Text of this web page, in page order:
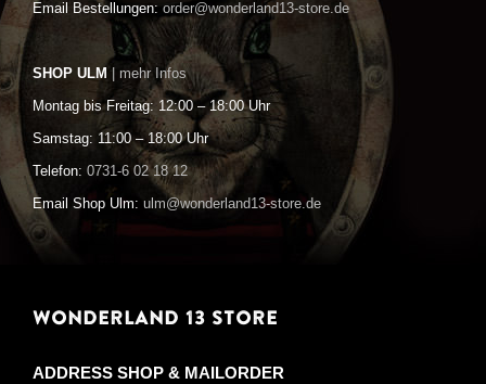
Email Bestellungen: order@wonderland13-store.de
SHOP ULM | mehr Infos
Montag bis Freitag: 12:00 – 18:00 Uhr
Samstag: 11:00 – 18:00 Uhr
Telefon: 0731-6 02 18 12
Email Shop Ulm: ulm@wonderland13-store.de
WONDERLAND 13 STORE
ADDRESS SHOP & MAILORDER